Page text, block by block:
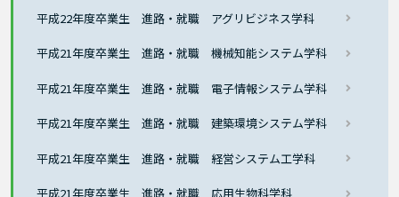
平成22年度卒業生 進路・就職 アグリビジネス学科
平成21年度卒業生 進路・就職 機械知能システム学科
平成21年度卒業生 進路・就職 電子情報システム学科
平成21年度卒業生 進路・就職 建築環境システム学科
平成21年度卒業生 進路・就職 経営システム工学科
平成21年度卒業生 進路・就職 応用生物科学科